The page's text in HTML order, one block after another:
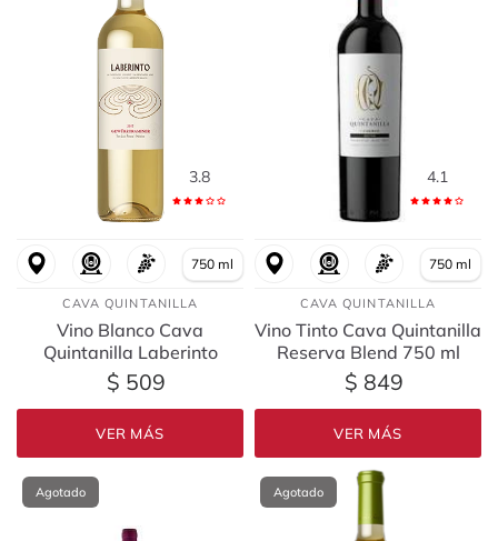
3.8
750 ml
CAVA QUINTANILLA
Vino Blanco Cava
Quintanilla Laberinto
Gewurstraminer 750 ml
$ 509
VER MÁS
4.1
750 ml
CAVA QUINTANILLA
Vino Tinto Cava Quintanilla
Reserva Blend 750 ml
$ 849
VER MÁS
Agotado Agotado